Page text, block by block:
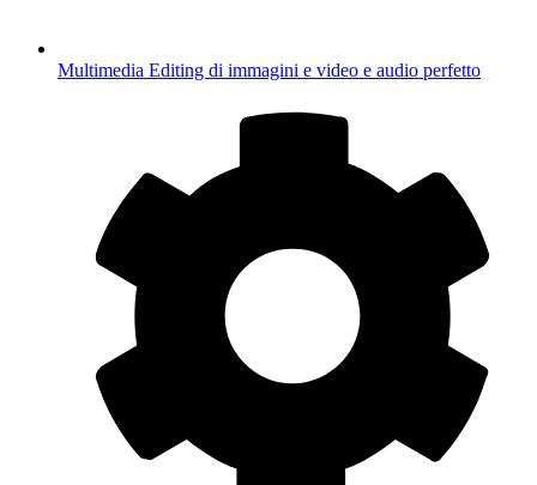
Multimedia Editing di immagini e video e audio perfetto